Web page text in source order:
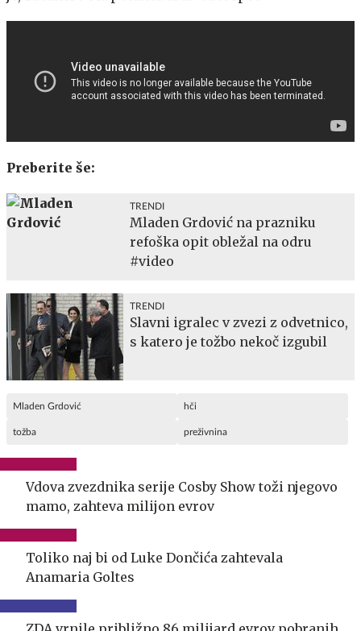
Preberite še:
TRENDI
Mladen Grdović na prazniku
refoška opit obležal na odru
#video
TRENDI
Slavni igralec v zvezi z odvetnico,
s katero je tožbo nekoč izgubil
Mladen Grdović hči
tožba preživnina
Vdova zvezdnika serije Cosby Show toži njegovo
mamo, zahteva milijon evrov
Toliko naj bi od Luke Dončića zahtevala
Anamaria Goltes